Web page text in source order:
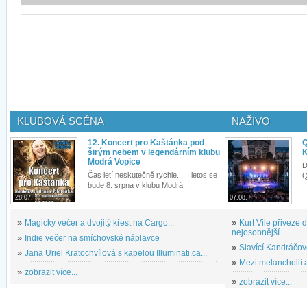
KLUBOVÁ SCÉNA
28.07.
12. Koncert pro Kaštánka pod
širým nebem v legendárním klubu
Modrá Vopice
Čas letí neskutečně rychle.... I letos se
bude 8. srpna v klubu Modrá...
» Magický večer a dvojitý křest na Cargo...
» Indie večer na smíchovské náplavce
» Jana Uriel Kratochvílová s kapelou Illuminati.ca...
» zobrazit více...
NAŽIVO
07.08.
» Kurt Vile přiveze
nejosobnější...
» Slavící
» Mezi melancholií
» zobrazit více...